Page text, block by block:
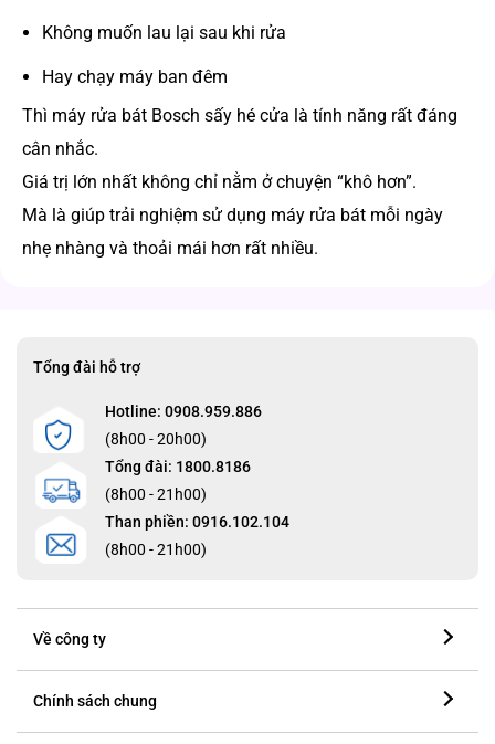
Không muốn lau lại sau khi rửa
Hay chạy máy ban đêm
Thì máy rửa bát Bosch sấy hé cửa là tính năng rất đáng
cân nhắc.
Giá trị lớn nhất không chỉ nằm ở chuyện “khô hơn”.
Mà là giúp trải nghiệm sử dụng máy rửa bát mỗi ngày
nhẹ nhàng và thoải mái hơn rất nhiều.
Tổng đài hỗ trợ
Hotline: 0908.959.886
(8h00 - 20h00)
Tổng đài: 1800.8186
(8h00 - 21h00)
Than phiền: 0916.102.104
(8h00 - 21h00)
Về công ty
Chính sách chung